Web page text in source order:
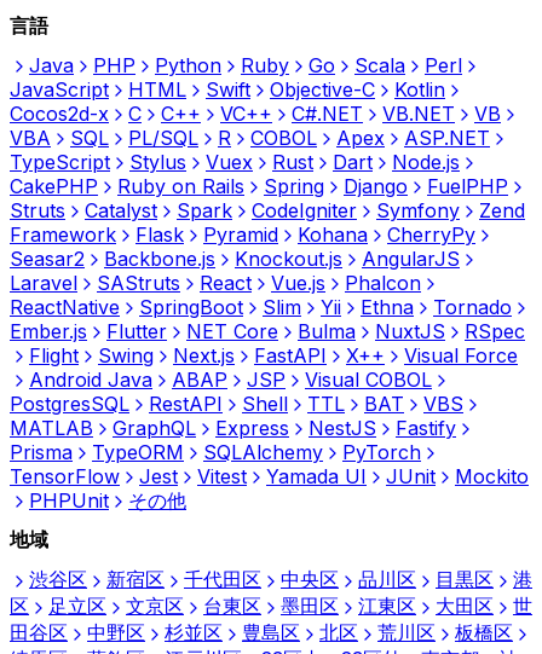
言語
Java
PHP Python Ruby Go Scala
Perl
JavaScript
HTML Swift Objective-C
Kotlin
Cocos2d-x
C C++ VC++ C#.NET VB.NET
VB
VBA
SQL PL/SQL R COBOL Apex
ASP.NET
TypeScript
Stylus Vuex Rust Dart
Node.js
CakePHP
Ruby on Rails Spring Django
FuelPHP
Struts
Catalyst Spark CodeIgniter Symfony
Zend
Framework
Flask Pyramid Kohana
CherryPy
Seasar2
Backbone.js Knockout.js
AngularJS
Laravel
SAStruts React Vue.js
Phalcon
ReactNative
SpringBoot Slim Yii Ethna
Tornado
Ember.js
Flutter NET Core Bulma NuxtJS
RSpec
Flight
Swing Next.js FastAPI X++
Visual Force
Android Java
ABAP JSP
Visual COBOL
PostgresSQL
RestAPI Shell TTL BAT
VBS
MATLAB
GraphQL Express NestJS
Fastify
Prisma
TypeORM SQLAlchemy
PyTorch
TensorFlow
Jest Vitest Yamada UI JUnit
Mockito
PHPUnit
その他
地域
渋谷区
新宿区 千代田区 中央区 品川区 目黒区
港
区
足立区 文京区 台東区 墨田区 江東区 大田区
世
田谷区
中野区 杉並区 豊島区 北区 荒川区
板橋区